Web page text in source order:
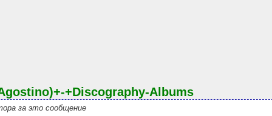
+Discography-Albums
за это сообщение